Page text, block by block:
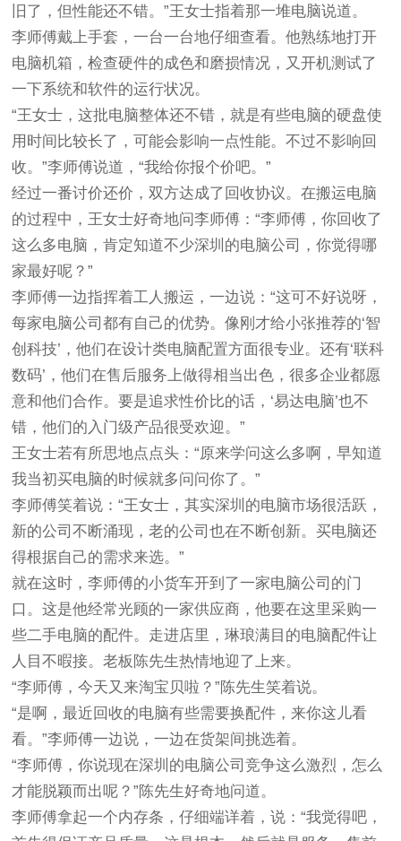
旧了，但性能还不错。”王女士指着那一堆电脑说道。
李师傅戴上手套，一台一台地仔细查看。他熟练地打开
电脑机箱，检查硬件的成色和磨损情况，又开机测试了
一下系统和软件的运行状况。
“王女士，这批电脑整体还不错，就是有些电脑的硬盘使
用时间比较长了，可能会影响一点性能。不过不影响回
收。”李师傅说道，“我给你报个价吧。”
经过一番讨价还价，双方达成了回收协议。在搬运电脑
的过程中，王女士好奇地问李师傅：“李师傅，你回收了
这么多电脑，肯定知道不少深圳的电脑公司，你觉得哪
家最好呢？”
李师傅一边指挥着工人搬运，一边说：“这可不好说呀，
每家电脑公司都有自己的优势。像刚才给小张推荐的‘智
创科技’，他们在设计类电脑配置方面很专业。还有‘联科
数码’，他们在售后服务上做得相当出色，很多企业都愿
意和他们合作。要是追求性价比的话，‘易达电脑’也不
错，他们的入门级产品很受欢迎。”
王女士若有所思地点点头：“原来学问这么多啊，早知道
我当初买电脑的时候就多问问你了。”
李师傅笑着说：“王女士，其实深圳的电脑市场很活跃，
新的公司不断涌现，老的公司也在不断创新。买电脑还
得根据自己的需求来选。”
就在这时，李师傅的小货车开到了一家电脑公司的门
口。这是他经常光顾的一家供应商，他要在这里采购一
些二手电脑的配件。走进店里，琳琅满目的电脑配件让
人目不暇接。老板陈先生热情地迎了上来。
“李师傅，今天又来淘宝贝啦？”陈先生笑着说。
“是啊，最近回收的电脑有些需要换配件，来你这儿看
看。”李师傅一边说，一边在货架间挑选着。
“李师傅，你说现在深圳的电脑公司竞争这么激烈，怎么
才能脱颖而出呢？”陈先生好奇地问道。
李师傅拿起一个内存条，仔细端详着，说：“我觉得吧，